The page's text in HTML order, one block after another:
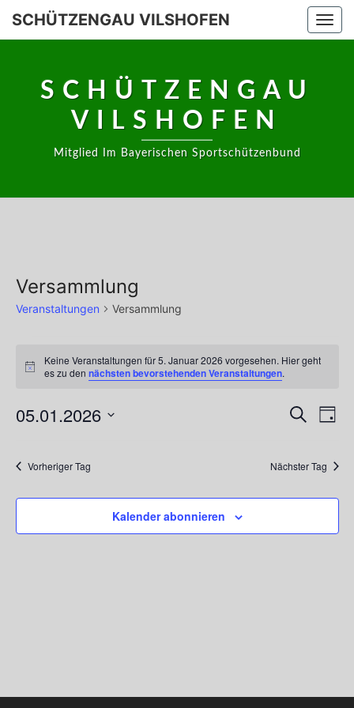
Skip
SCHÜTZENGAU VILSHOFEN
SCHÜTZENGAU
VILSHOFEN
Mitglied Im Bayerischen Sportschützenbund
Versammlung
Veranstaltungen Versammlung
für
Januar
Hinweis
Keine Veranstaltungen für 5. Januar 2026 vorgesehen. Hier geht
es zu den nächsten bevorstehenden Veranstaltungen.
SucheTag
05.01.2026
wählen.
Vorheriger Tag Nächster Tag
Kalender abonnieren